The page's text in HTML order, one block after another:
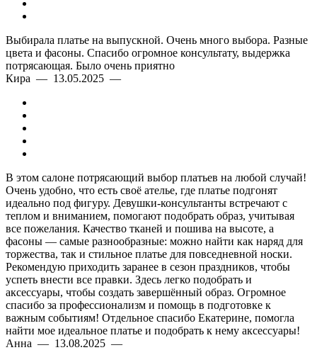
Выбирала платье на выпускной. Очень много выбора. Разные
цвета и фасоны. Спасибо огромное консультату, выдержка
потрясающая. Было очень приятно
Кира — 13.05.2025 —
В этом салоне потрясающий выбор платьев на любой случай!
Очень удобно, что есть своё ателье, где платье подгонят
идеально под фигуру. Девушки-консультанты встречают с
теплом и вниманием, помогают подобрать образ, учитывая
все пожелания. Качество тканей и пошива на высоте, а
фасоны — самые разнообразные: можно найти как наряд для
торжества, так и стильное платье для повседневной носки.
Рекомендую приходить заранее в сезон праздников, чтобы
успеть внести все правки. Здесь легко подобрать и
аксессуары, чтобы создать завершённый образ. Огромное
спасибо за профессионализм и помощь в подготовке к
важным событиям! Отдельное спасибо Екатерине, помогла
найти мое идеальное платье и подобрать к нему аксессуары!
Анна — 13.08.2025 —